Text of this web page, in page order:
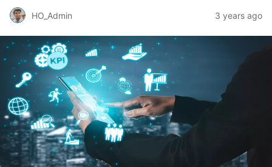
HO_Admin 3 years ago